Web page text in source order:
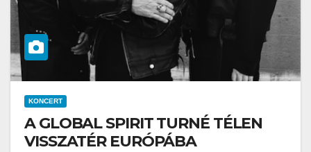
KONCERT
A GLOBAL SPIRIT TURNÉ TÉLEN
VISSZATÉR EURÓPÁBA